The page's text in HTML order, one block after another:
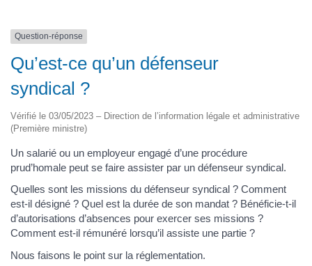
Question-réponse
Qu’est-ce qu’un défenseur
syndical ?
Vérifié le 03/05/2023 – Direction de l’information légale et administrative
(Première ministre)
Un salarié ou un employeur engagé d’une procédure
prud’homale peut se faire assister par un défenseur syndical.
Quelles sont les missions du défenseur syndical ? Comment
est-il désigné ? Quel est la durée de son mandat ? Bénéficie-t-il
d’autorisations d’absences pour exercer ses missions ?
Comment est-il rémunéré lorsqu’il assiste une partie ?
Nous faisons le point sur la réglementation.